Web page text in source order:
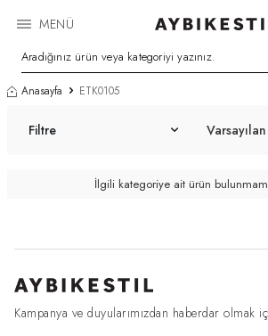
MENÜ
Anasayfa ETK0105
Filtre
İlgili kategoriye ait ürün
Kampanya ve duyularımızdan haberdar olmak